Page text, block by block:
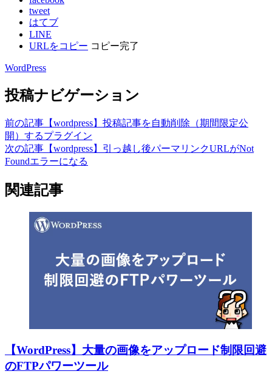
tweet
はてブ
LINE
URLをコピー コピー完了
WordPress
投稿ナビゲーション
前の記事 【wordpress】投稿記事を自動削除（期間限定公
開）するプラグイン
次の記事 【wordpress】引っ越し後パーマリンクURLがNot
Foundエラーになる
関連記事
【WordPress】大量の画像をアップロード制限回避
のFTPパワーツール